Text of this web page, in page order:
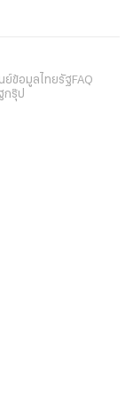
ย์ข้อมูลไทยรัฐFAQ
กรุ๊ป